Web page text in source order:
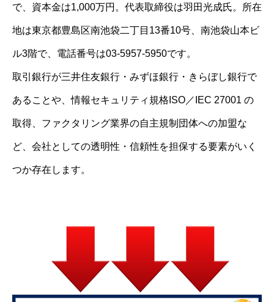
で、資本金は1,000万円。代表取締役は羽田光成氏。所在
地は東京都豊島区南池袋二丁目13番10号、南池袋山本ビ
ル3階で、電話番号は03-5957-5950です。
取引銀行が三井住友銀行・みずほ銀行・きらぼし銀行で
あることや、情報セキュリティ規格ISO／IEC 27001 の
取得、ファクタリング業界の自主規制団体への加盟な
ど、会社としての透明性・信頼性を担保する要素がいく
つか存在します。